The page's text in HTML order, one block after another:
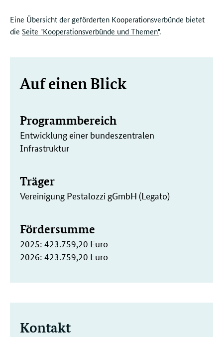
Eine Übersicht der geförderten Kooperationsverbünde bietet
die Seite "Kooperationsverbünde und Themen".
Weitere
Auf einen Blick
Programmbereich
Entwicklung einer bundeszentralen
Infrastruktur
Träger
Vereinigung Pestalozzi gGmbH (Legato)
Fördersumme
2025: 423.759,20 Euro
2026: 423.759,20 Euro
Kontakt